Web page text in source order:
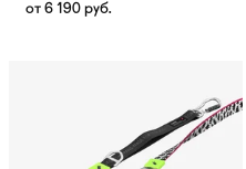
от 6 190 руб.